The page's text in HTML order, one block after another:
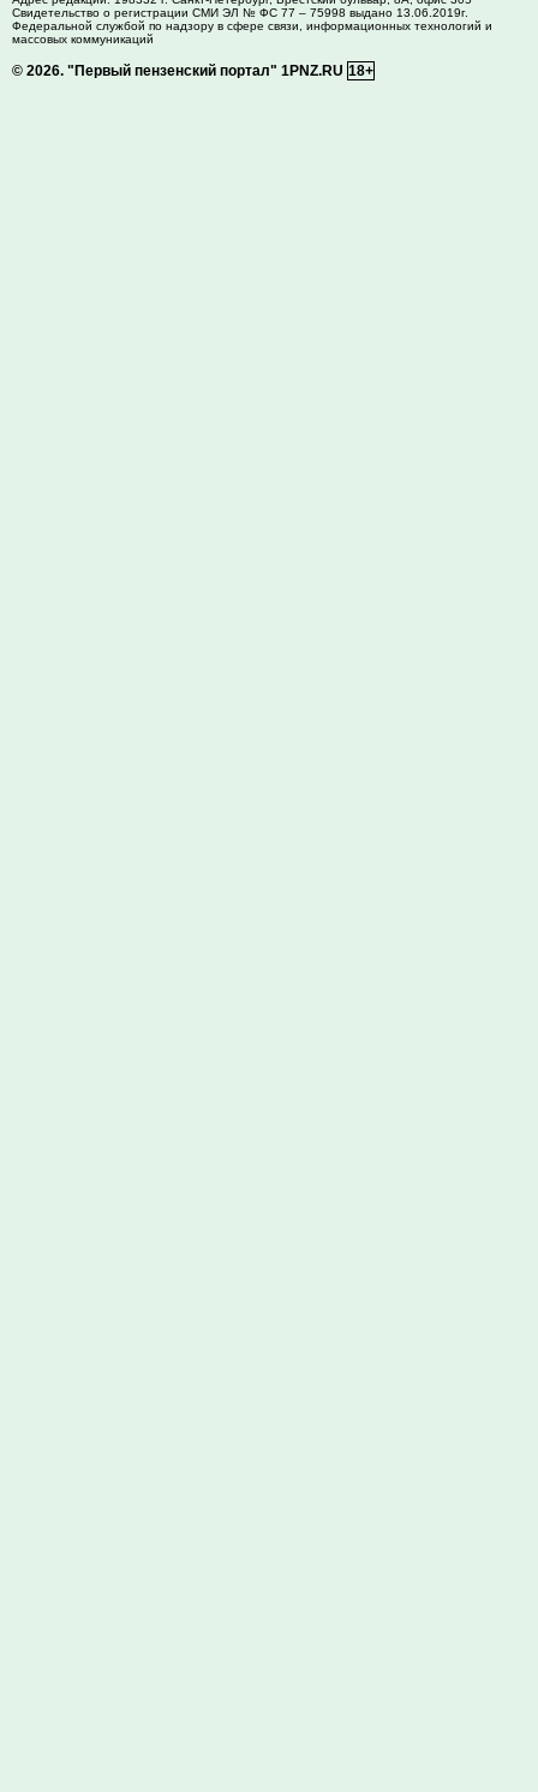
Свидетельство о регистрации СМИ ЭЛ № ФС 77 – 75998 выдано 13.06.2019г.
Федеральной службой по надзору в сфере связи, информационных технологий и
массовых коммуникаций
© 2026. "Первый пензенский портал" 1PNZ.RU 18+